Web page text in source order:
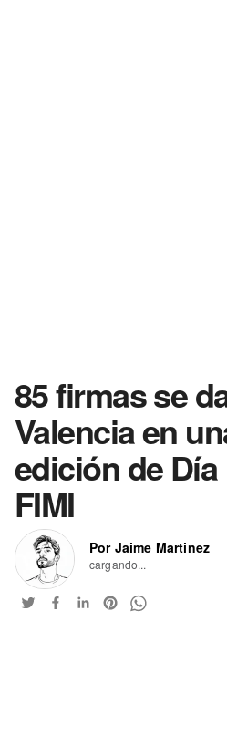
85 firmas se
Valencia en
edición de
FIMI
Por Jaime Martinez
cargando...